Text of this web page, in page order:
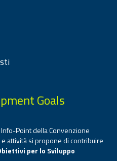
Goals
Info-Point della Convenzione
attività si propone di contribuire
per lo Sviluppo